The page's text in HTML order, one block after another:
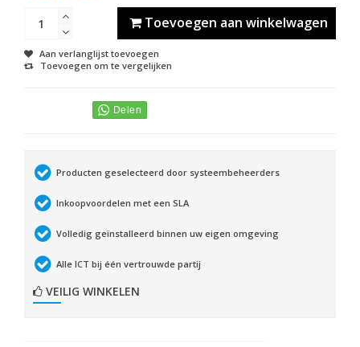
Toevoegen aan winkelwagen
Aan verlanglijst toevoegen
Toevoegen om te vergelijken
Producten geselecteerd door systeembeheerders
Inkoopvoordelen met een SLA
Volledig geïnstalleerd binnen uw eigen omgeving
Alle ICT bij één vertrouwde partij
VEILIG WINKELEN